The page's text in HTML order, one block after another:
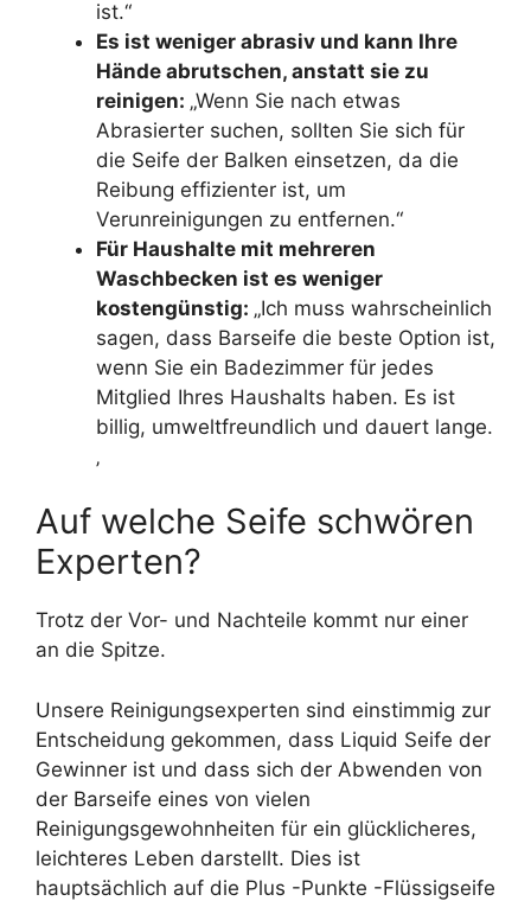
ist.“
Es ist weniger abrasiv und kann Ihre
Hände abrutschen, anstatt sie zu
reinigen: „Wenn Sie nach etwas
Abrasierter suchen, sollten Sie sich für
die Seife der Balken einsetzen, da die
Reibung effizienter ist, um
Verunreinigungen zu entfernen.“
Für Haushalte mit mehreren
Waschbecken ist es weniger
kostengünstig: „Ich muss wahrscheinlich
sagen, dass Barseife die beste Option ist,
wenn Sie ein Badezimmer für jedes
Mitglied Ihres Haushalts haben. Es ist
billig, umweltfreundlich und dauert lange.
‚
Auf welche Seife schwören
Experten?
Trotz der Vor- und Nachteile kommt nur einer
an die Spitze.
Unsere Reinigungsexperten sind einstimmig zur
Entscheidung gekommen, dass Liquid Seife der
Gewinner ist und dass sich der Abwenden von
der Barseife eines von vielen
Reinigungsgewohnheiten für ein glücklicheres,
leichteres Leben darstellt. Dies ist
hauptsächlich auf die Plus -Punkte -Flüssigseife